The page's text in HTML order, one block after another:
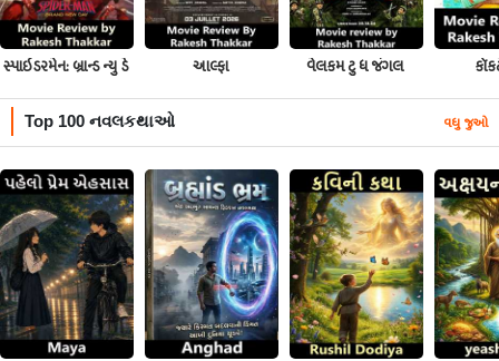
સ્પાઇડરમેન: બ્રાન્ડ ન્યુ ડે આલ્ફા વેલકમ ટુ ધ જંગલ
Top 100 નવલકથાઓ વધુ જુઓ